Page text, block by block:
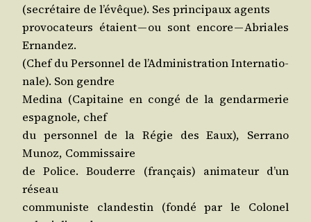
(secré­taire de l’é­vêque). Ses prin­ci­paux agents
pro­vo­ca­teurs étaient — ou sont encore — Abriales
Ernandez.
(Chef du Per­son­nel de l’Ad­mi­nis­tra­tion Inter­na­tio­
nale). Son gendre
Medi­na (Capi­taine en congé de la gen­dar­me­rie
espa­gnole, chef
du per­son­nel de la Régie des Eaux), Ser­ra­no
Munoz, Commissaire
de Police. Bou­derre (fran­çais) ani­ma­teur d’un
réseau
com­mu­niste clan­des­tin (fon­dé par le Colo­nel